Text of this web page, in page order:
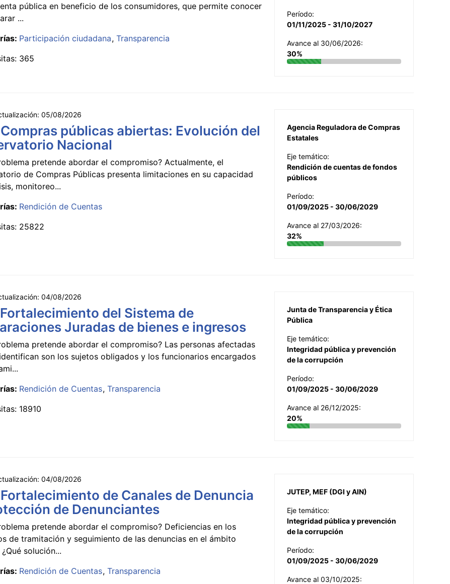
pública en beneficio de los consumidores, que permite conocer
...
Participación ciudadana Transparencia
365
Período:
01/11/2025 - 31/10/2027
Avance al 30/06/2026:
30%
05/08/2026
públicas abiertas: Evolución del
Nacional
pretende abordar el compromiso? Actualmente, el
de Compras Públicas presenta limitaciones en su capacidad
monitoreo...
Rendición de Cuentas
25822
Agencia Reguladora de Compras
Estatales
Eje temático:
Rendición de cuentas de fondos
públicos
Período:
01/09/2025 - 30/06/2029
Avance al 27/03/2026:
32%
04/08/2026
del Sistema de
Juradas de bienes e ingresos
pretende abordar el compromiso? Las personas afectadas
son los sujetos obligados y los funcionarios encargados
Rendición de Cuentas Transparencia
18910
Junta de Transparencia y Ética
Pública
Eje temático:
Integridad pública y prevención
de la corrupción
Período:
01/09/2025 - 30/06/2029
Avance al 26/12/2025:
20%
04/08/2026
de Canales de Denuncia
de Denunciantes
pretende abordar el compromiso? Deficiencias en los
de tramitación y seguimiento de las denuncias en el ámbito
solución...
Rendición de Cuentas Transparencia
JUTEP, MEF (DGI y AIN)
Eje temático:
Integridad pública y prevención
de la corrupción
Período:
01/09/2025 - 30/06/2029
Avance al 03/10/2025: